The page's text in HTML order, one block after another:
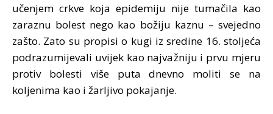
učenjem crkve koja epidemiju nije tumačila kao
zaraznu bolest nego kao božiju kaznu – svejedno
zašto. Zato su propisi o kugi iz sredine 16. stoljeća
podrazumijevali uvijek kao najvažniju i prvu mjeru
protiv bolesti više puta dnevno moliti se na
koljenima kao i žarljivo pokajanje.